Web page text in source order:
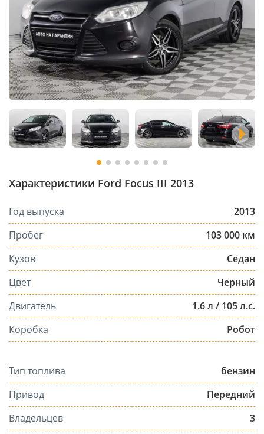
Характеристики Ford Focus III 2013
Год выпуска
2013
Пробег
103 000 км
Кузов
Седан
Цвет
Черный
Двигатель
1.6 л / 105 л.с.
Коробка
Робот
Тип топлива
бензин
Привод
Передний
Владельцев
3